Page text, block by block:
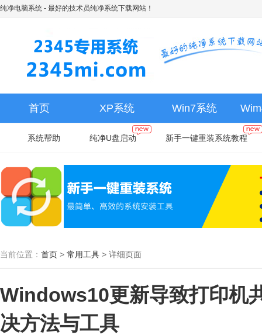
纯净电脑系统 - 最好的技术员纯净系统下载网站！
首页 XP系统 Win7系统
系统帮助 纯净U盘启动 新手一键重装系统教程
当前位置： 首页 > 常用工具 > 详细页面
Windows10更新导致打印机
决方法与工具